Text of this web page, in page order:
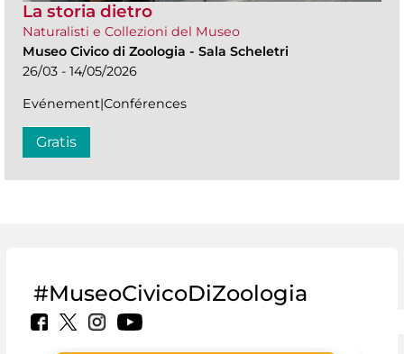
La storia dietro
Naturalisti e Collezioni del Museo
Museo Civico di Zoologia - Sala Scheletri
26/03 - 14/05/2026
Evénement|Conférences
Gratis
#MuseoCivicoDiZoologia